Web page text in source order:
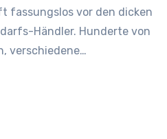
fassungslos vor den dicken
Händler. Hunderte von
verschiedene…